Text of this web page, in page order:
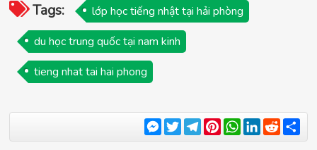
Tags:
lớp học tiếng nhật tại hải phòng
du học trung quốc tại nam kinh
tieng nhat tai hai phong
Messenger
TwitterTelegram
Pinterest
WhatsApp
LinkedIn
Reddit